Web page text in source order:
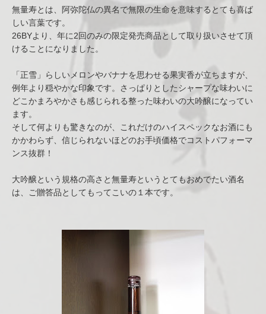
無量寿とは、阿弥陀仏の異名で無限の生命を意味するとても喜ば
しい言葉です。
26BYより、年に2回のみの限定発売商品として取り扱いさせて頂
けることになりました。
「正雪」らしいメロンやバナナを思わせる果実香が立ちますが、
例年より穏やかな印象です。さっぱりとしたシャープな味わいに
どこかまろやかさも感じられる整った味わいの大吟醸になってい
ます。
そして何よりも驚きなのが、これだけのハイスペックなお酒にも
かかわらず、信じられないほどのお手頃価格でコストパフォーマ
ンス抜群！
大吟醸という規格の高さと無量寿というとてもおめでたい酒名
は、ご贈答品としてもってこいの１本です。